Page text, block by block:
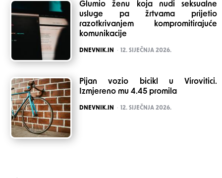
Glumio ženu koja nudi seksualne
usluge pa žrtvama prijetio
razotkrivanjem kompromitirajuće
komunikacije
POSTED
DNEVNIK.IN 12. SIJEČNJA 2026.
Pijan vozio bicikl u Virovitici.
Izmjereno mu 4.45 promila
POSTED
DNEVNIK.IN 12. SIJEČNJA 2026.